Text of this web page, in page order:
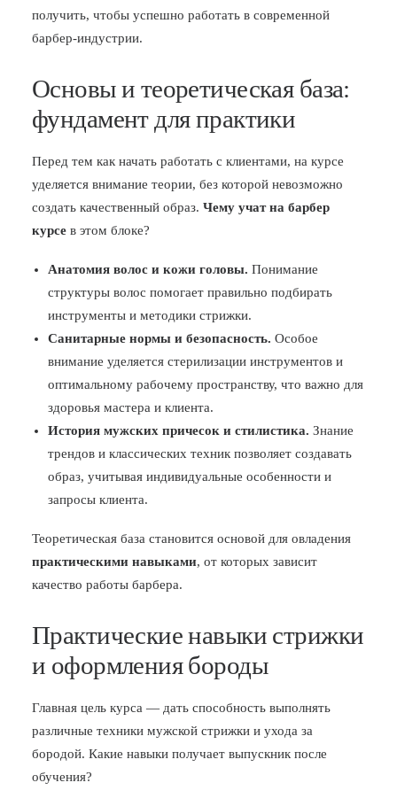
получить, чтобы успешно работать в современной
барбер-индустрии.
Основы и теоретическая база:
фундамент для практики
Перед тем как начать работать с клиентами, на курсе
уделяется внимание теории, без которой невозможно
создать качественный образ. Чему учат на барбер
курсе в этом блоке?
Анатомия волос и кожи головы. Понимание
структуры волос помогает правильно подбирать
инструменты и методики стрижки.
Санитарные нормы и безопасность. Особое
внимание уделяется стерилизации инструментов и
оптимальному рабочему пространству, что важно для
здоровья мастера и клиента.
История мужских причесок и стилистика. Знание
трендов и классических техник позволяет создавать
образ, учитывая индивидуальные особенности и
запросы клиента.
Теоретическая база становится основой для овладения
практическими навыками, от которых зависит
качество работы барбера.
Практические навыки стрижки
и оформления бороды
Главная цель курса — дать способность выполнять
различные техники мужской стрижки и ухода за
бородой. Какие навыки получает выпускник после
обучения?